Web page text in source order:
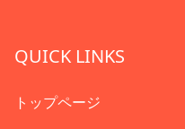
QUICK LINKS
トップページ